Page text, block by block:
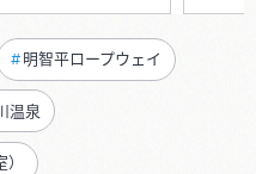
明智平ロープウェイ
温泉